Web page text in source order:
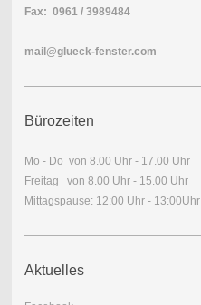
Fax: 0961 / 3989484
mail@glueck-fenster.com
Bürozeiten
Mo - Do von 8.00 Uhr - 17.00 Uhr
Freitag von 8.00 Uhr - 15.00 Uhr
Mittagspause: 12:00 Uhr - 13:00Uhr
Aktuelles